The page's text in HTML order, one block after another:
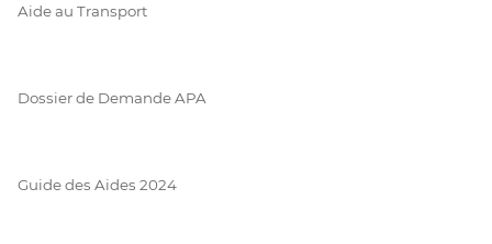
Aide au Transport
Dossier de Demande APA
Guide des Aides 2024